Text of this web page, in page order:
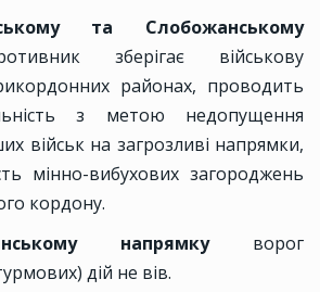
та Слобожанському
зберігає військову
районах, проводить
з метою недопущення
військ на загрозливі напрямки,
мінно-вибухових загороджень
кордону.
напрямку ворог
дій не вів.